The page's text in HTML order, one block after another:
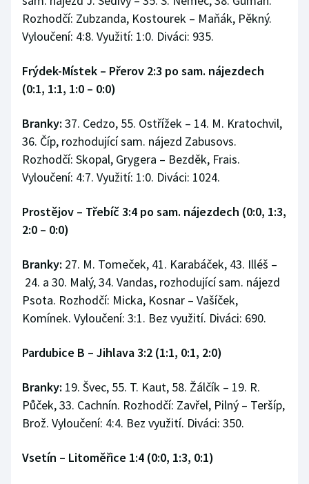
Rozhodčí: Zubzanda, Kostourek – Maňák, Pěkný.
Vyloučení: 4:8. Využití: 1:0. Diváci: 935.
Frýdek-Místek – Přerov 2:3 po sam. nájezdech
(0:1, 1:1, 1:0 – 0:0)
Branky: 37. Cedzo, 55. Ostřížek – 14. M. Kratochvil,
36. Číp, rozhodující sam. nájezd Zabusovs.
Rozhodčí: Skopal, Grygera – Bezděk, Frais.
Vyloučení: 4:7. Využití: 1:0. Diváci: 1024.
Prostějov – Třebíč 3:4 po sam. nájezdech (0:0, 1:3,
2:0 – 0:0)
Branky: 27. M. Tomeček, 41. Karabáček, 43. Illéš –
24. a 30. Malý, 34. Vandas, rozhodující sam. nájezd
Psota. Rozhodčí: Micka, Kosnar – Vašíček,
Komínek. Vyloučení: 3:1. Bez využití. Diváci: 690.
Pardubice B – Jihlava 3:2 (1:1, 0:1, 2:0)
Branky: 19. Švec, 55. T. Kaut, 58. Žálčík – 19. R.
Půček, 33. Cachnín. Rozhodčí: Zavřel, Pilný – Teršíp,
Brož. Vyloučení: 4:4. Bez využití. Diváci: 350.
Vsetín – Litoměřice 1:4 (0:0, 1:3, 0:1)